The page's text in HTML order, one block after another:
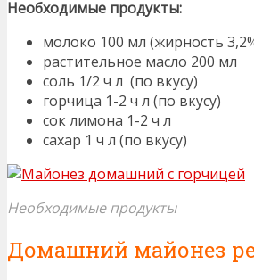
Необходимые продукты:
молоко 100 мл (жирность
растительное масло 200 мл
соль 1/2 ч л (по вкусу)
горчица 1-2 ч л (по вкусу)
сок лимона 1-2 ч л
сахар 1 ч л (по вкусу)
Необходимые продукты
Домашний майонез